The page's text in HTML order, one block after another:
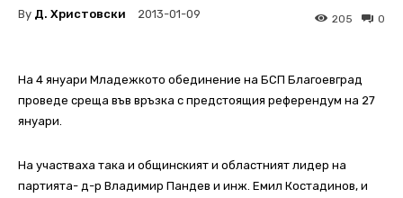
By Д. Христовски 2013-01-09 0
205
На 4 януари Младежкото обединение на БСП Благоевград
проведе среща във връзка с предстоящия референдум на 27
януари.
На участваха така и общинският и областният лидер на
партията- д-р Владимир Пандев и инж. Емил Костадинов, и